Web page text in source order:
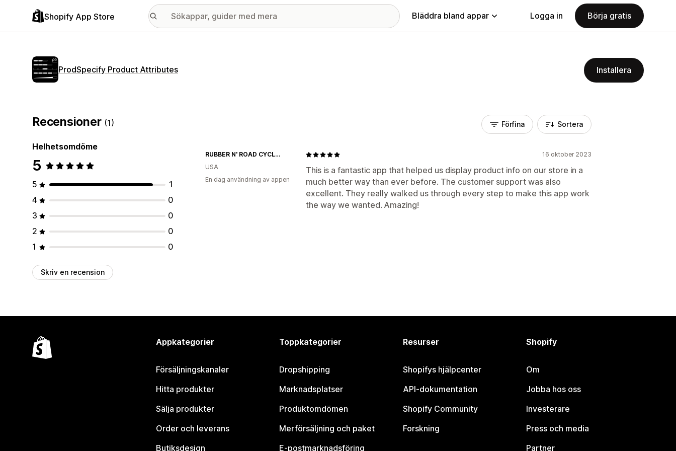
Shopify App Store Bläddra bland appar Logga in Börja gratis
ProdSpecify Product Attributes Installera
Recensioner (1)
Helhetsomdöme
5
5
1
4
0
3
0
2
0
1
0
Skriv en recension
Förfina Sortera
16 oktober 2023
This is a fantastic app that helped us display product info on our store in a
much better way than ever before. The customer support was also
excellent. They really walked us through every step to make this app work
the way we wanted. Amazing!
RUBBER N' ROAD CYCLING
USA
En dag användning av appen
Appkategorier
Försäljningskanaler
Hitta produkter
Sälja produkter
Order och leverans
Butiksdesign
Toppkategorier
Dropshipping
Marknadsplatser
Produktomdömen
Merförsäljning och paket
E-postmarknadsföring
Resurser
Shopifys hjälpcenter
API-dokumentation
Shopify Community
Forskning
Shopify
Om
Jobba hos oss
Investerare
Press och media
Partner